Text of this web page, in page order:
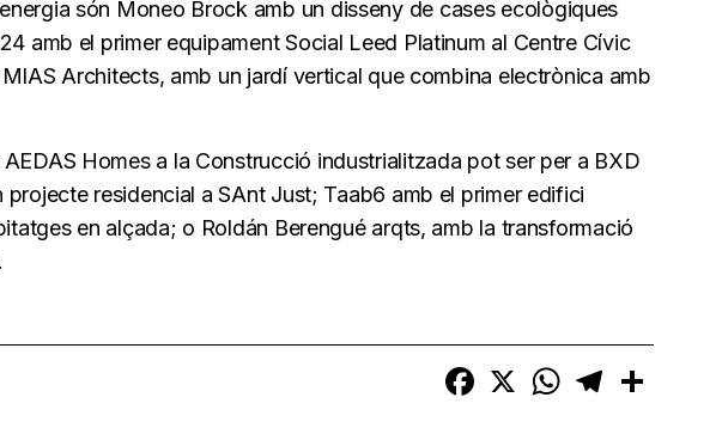
són Moneo Brock amb un disseny de cases ecològiques
amb el primer equipament Social Leed Platinum al Centre Cívic
Architects, amb un jardí vertical que combina electrònica amb
AEDAS Homes a la Construcció industrialitzada pot ser per a BXD
projecte residencial a SAnt Just; Taab6 amb el primer edifici
en alçada; o Roldán Berengué arqts, amb la transformació
Facebook
X WhatsAppTelegram